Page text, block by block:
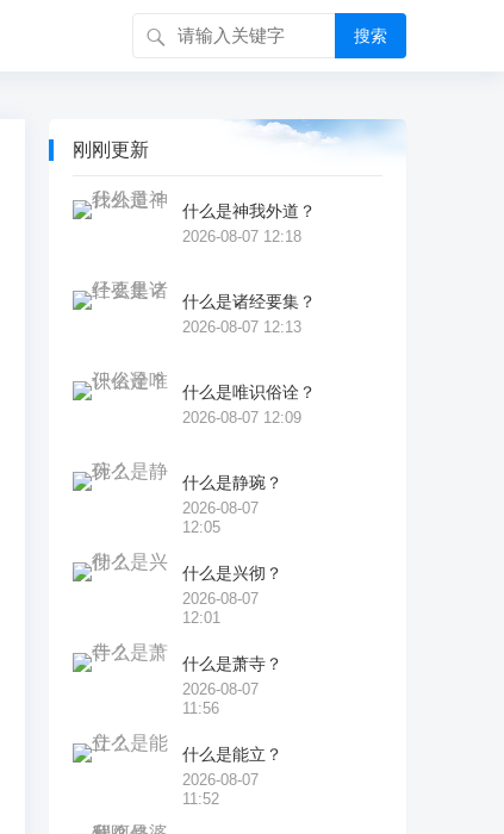
搜索
刚刚更新
什么是神我外道？
2026-08-07 12:18
什么是诸经要集？
2026-08-07 12:13
什么是唯识俗诠？
2026-08-07 12:09
什么是静琬？
2026-08-07
12:05
什么是兴彻？
2026-08-07
12:01
什么是萧寺？
2026-08-07
11:56
什么是能立？
2026-08-07
11:52